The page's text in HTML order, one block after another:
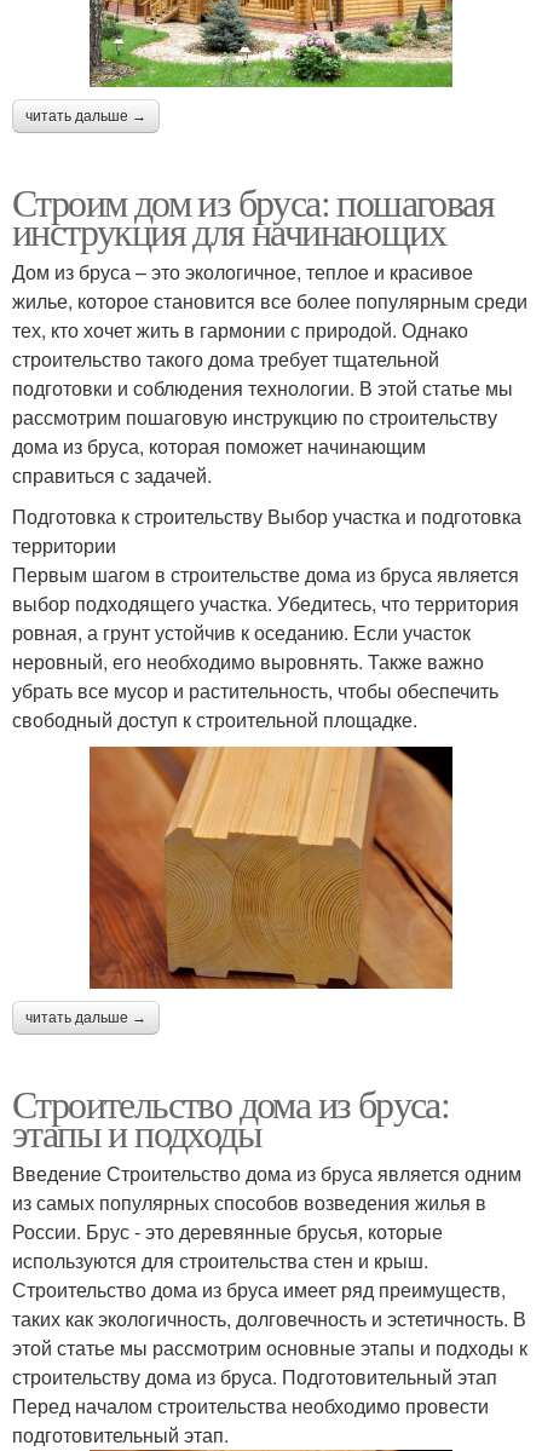
читать дальше →
Строим дом из бруса: пошаговая
инструкция для начинающих
Дом из бруса – это экологичное, теплое и красивое
жилье, которое становится все более популярным среди
тех, кто хочет жить в гармонии с природой. Однако
строительство такого дома требует тщательной
подготовки и соблюдения технологии. В этой статье мы
рассмотрим пошаговую инструкцию по строительству
дома из бруса, которая поможет начинающим
справиться с задачей.
Подготовка к строительству Выбор участка и подготовка
территории
Первым шагом в строительстве дома из бруса является
выбор подходящего участка. Убедитесь, что территория
ровная, а грунт устойчив к оседанию. Если участок
неровный, его необходимо выровнять. Также важно
убрать все мусор и растительность, чтобы обеспечить
свободный доступ к строительной площадке.
читать дальше →
Строительство дома из бруса:
этапы и подходы
Введение Строительство дома из бруса является одним
из самых популярных способов возведения жилья в
России. Брус - это деревянные брусья, которые
используются для строительства стен и крыш.
Строительство дома из бруса имеет ряд преимуществ,
таких как экологичность, долговечность и эстетичность. В
этой статье мы рассмотрим основные этапы и подходы к
строительству дома из бруса. Подготовительный этап
Перед началом строительства необходимо провести
подготовительный этап.